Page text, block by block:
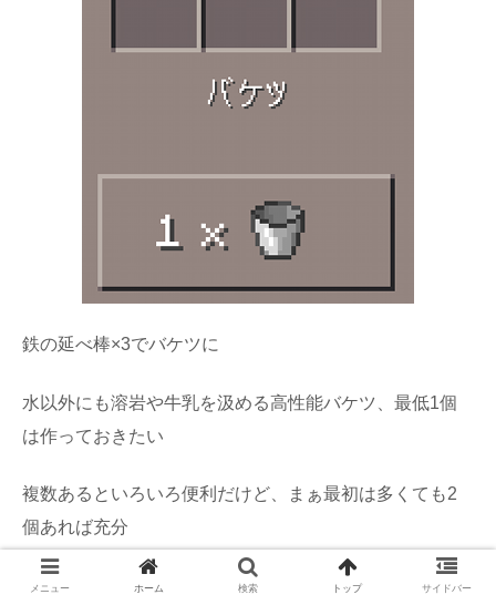
鉄の延べ棒×3でバケツに
水以外にも溶岩や牛乳を汲める高性能バケツ、最低1個
は作っておきたい
複数あるといろいろ便利だけど、まぁ最初は多くても2
個あれば充分
メニュー ホーム 検索 トップ サイドバー